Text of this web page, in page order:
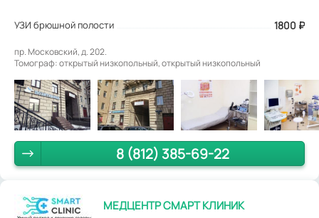
УЗИ брюшной полости 1800 ₽
пр. Московский, д. 202.
Томограф: открытый низкопольный, открытый низкопольный
8 (812) 385-69-22
МЕДЦЕНТР СМАРТ КЛИНИК